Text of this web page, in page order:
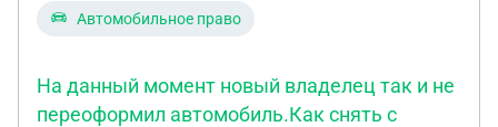
Автомобильное право
На данный момент новый владелец так и не
переоформил автомобиль.Как снять с